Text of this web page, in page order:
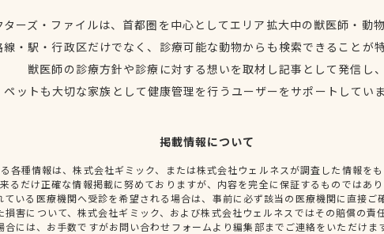
ターズ・ファイルは、首都圏を中心としてエリア拡大中の獣医師・動
線・駅・行政区だけでなく、診療可能な動物からも検索できることが
獣医師の診療方針や診療に対する想いを取材し記事として発信し
ペットも大切な家族として健康管理を行うユーザーをサポートしてい
掲載情報について
各種情報は、株式会社ギミック、または株式会社ウェルネスが調査した情報を
るだけ正確な情報掲載に努めておりますが、内容を完全に保証するものではあ
ている医療機関へ受診を希望される場合は、事前に必ず該当の医療機関に直接ご
損害について、株式会社ギミック、および株式会社ウェルネスではその賠償の責
合には、お手数ですがお問い合わせフォームより編集部までご連絡をいただけま